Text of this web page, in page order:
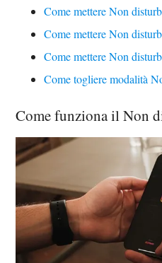
Come mettere Non
Come mettere Non
Come mettere Non
Come togliere modalità
Come funziona il Non